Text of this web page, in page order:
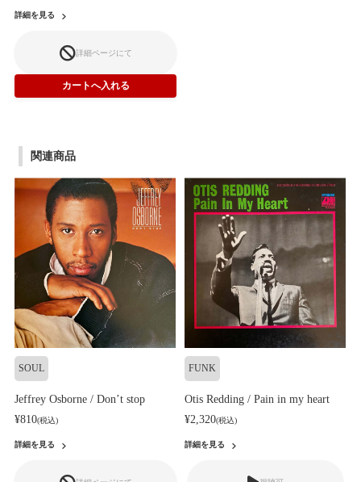
詳細を見る
詳細ページにて
関連商品
SOUL
Jeffrey Osborne / Don’t stop
¥810(税込)
詳細を見る
FUNK
Otis Redding / Pain in my heart
¥2,320(税込)
詳細を見る